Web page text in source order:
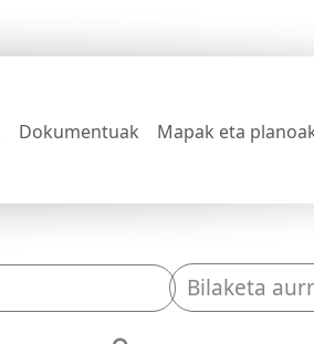
Dokumentuak Mapak eta
Bilaketa